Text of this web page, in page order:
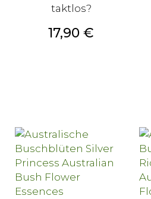
taktlos?
Preis
17,90 €